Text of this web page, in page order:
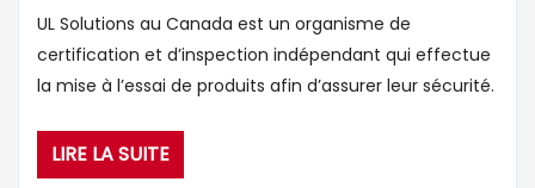
UL Solutions au Canada est un organisme de
certification et d’inspection indépendant qui effectue
la mise à l’essai de produits afin d’assurer leur sécurité.
LIRE LA SUITE